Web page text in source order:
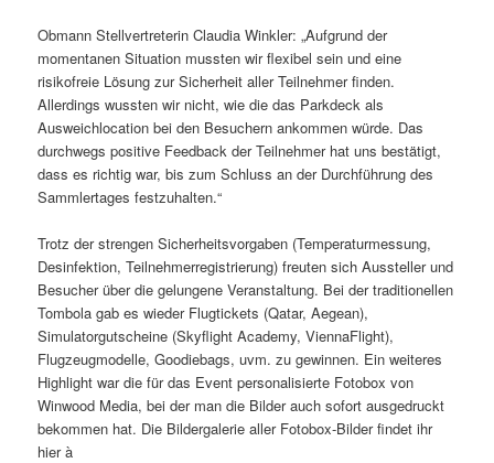
Obmann Stellvertreterin Claudia Winkler: „Aufgrund der
momentanen Situation mussten wir flexibel sein und eine
risikofreie Lösung zur Sicherheit aller Teilnehmer finden.
Allerdings wussten wir nicht, wie die das Parkdeck als
Ausweichlocation bei den Besuchern ankommen würde. Das
durchwegs positive Feedback der Teilnehmer hat uns bestätigt,
dass es richtig war, bis zum Schluss an der Durchführung des
Sammlertages festzuhalten.“
Trotz der strengen Sicherheitsvorgaben (Temperaturmessung,
Desinfektion, Teilnehmerregistrierung) freuten sich Aussteller und
Besucher über die gelungene Veranstaltung. Bei der traditionellen
Tombola gab es wieder Flugtickets (Qatar, Aegean),
Simulatorgutscheine (Skyflight Academy, ViennaFlight),
Flugzeugmodelle, Goodiebags, uvm. zu gewinnen. Ein weiteres
Highlight war die für das Event personalisierte Fotobox von
Winwood Media, bei der man die Bilder auch sofort ausgedruckt
bekommen hat. Die Bildergalerie aller Fotobox-Bilder findet ihr
hier à